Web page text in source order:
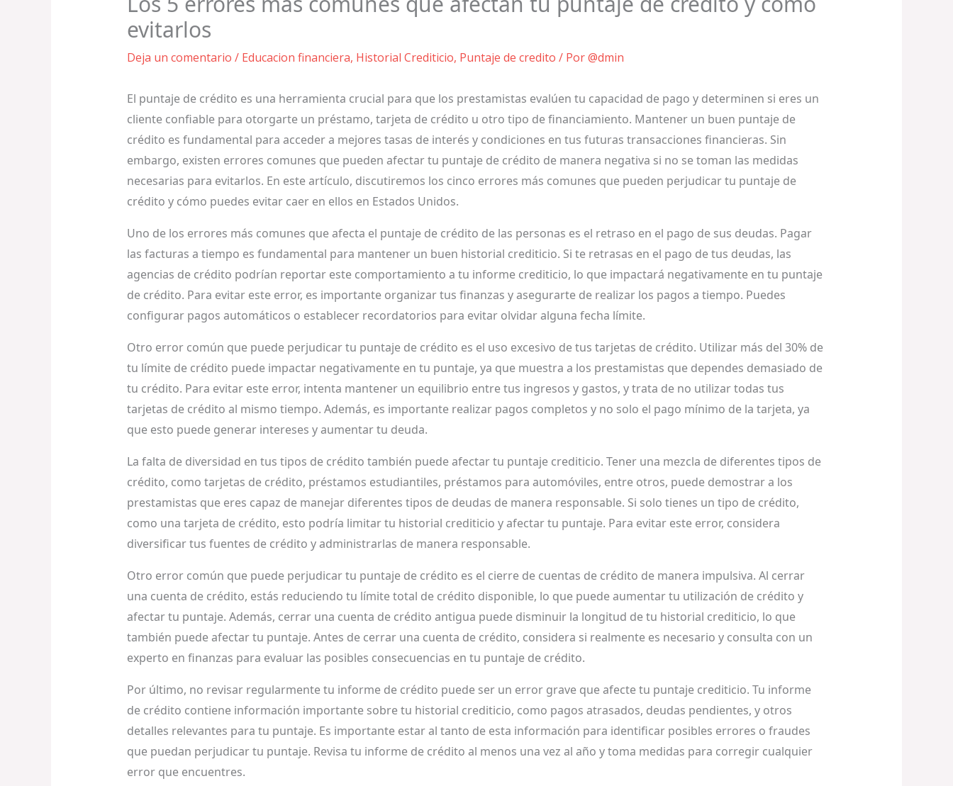
evitarlos
Deja un comentario / Educacion financiera, Historial Crediticio, Puntaje de credito / Por@dmin
El puntaje de crédito es una herramienta crucial para que los prestamistas evalúen tu capacidad de pago y determinen si eres un
cliente confiable para otorgarte un préstamo, tarjeta de crédito u otro tipo de financiamiento. Mantener un buen puntaje de
crédito es fundamental para acceder a mejores tasas de interés y condiciones en tus futuras transacciones financieras. Sin
embargo, existen errores comunes que pueden afectar tu puntaje de crédito de manera negativa si no se toman las medidas
necesarias para evitarlos. En este artículo, discutiremos los cinco errores más comunes que pueden perjudicar tu puntaje de
crédito y cómo puedes evitar caer en ellos en Estados Unidos.
Uno de los errores más comunes que afecta el puntaje de crédito de las personas es el retraso en el pago de sus deudas. Pagar
las facturas a tiempo es fundamental para mantener un buen historial crediticio. Si te retrasas en el pago de tus deudas, las
agencias de crédito podrían reportar este comportamiento a tu informe crediticio, lo que impactará negativamente en tu puntaje
de crédito. Para evitar este error, es importante organizar tus finanzas y asegurarte de realizar los pagos a tiempo. Puedes
configurar pagos automáticos o establecer recordatorios para evitar olvidar alguna fecha límite.
Otro error común que puede perjudicar tu puntaje de crédito es el uso excesivo de tus tarjetas de crédito. Utilizar más del 30% de
tu límite de crédito puede impactar negativamente en tu puntaje, ya que muestra a los prestamistas que dependes demasiado de
tu crédito. Para evitar este error, intenta mantener un equilibrio entre tus ingresos y gastos, y trata de no utilizar todas tus
tarjetas de crédito al mismo tiempo. Además, es importante realizar pagos completos y no solo el pago mínimo de la tarjeta, ya
que esto puede generar intereses y aumentar tu deuda.
La falta de diversidad en tus tipos de crédito también puede afectar tu puntaje crediticio. Tener una mezcla de diferentes tipos de
crédito, como tarjetas de crédito, préstamos estudiantiles, préstamos para automóviles, entre otros, puede demostrar a los
prestamistas que eres capaz de manejar diferentes tipos de deudas de manera responsable. Si solo tienes un tipo de crédito,
como una tarjeta de crédito, esto podría limitar tu historial crediticio y afectar tu puntaje. Para evitar este error, considera
diversificar tus fuentes de crédito y administrarlas de manera responsable.
Otro error común que puede perjudicar tu puntaje de crédito es el cierre de cuentas de crédito de manera impulsiva. Al cerrar
una cuenta de crédito, estás reduciendo tu límite total de crédito disponible, lo que puede aumentar tu utilización de crédito y
afectar tu puntaje. Además, cerrar una cuenta de crédito antigua puede disminuir la longitud de tu historial crediticio, lo que
también puede afectar tu puntaje. Antes de cerrar una cuenta de crédito, considera si realmente es necesario y consulta con un
experto en finanzas para evaluar las posibles consecuencias en tu puntaje de crédito.
Por último, no revisar regularmente tu informe de crédito puede ser un error grave que afecte tu puntaje crediticio. Tu informe
de crédito contiene información importante sobre tu historial crediticio, como pagos atrasados, deudas pendientes, y otros
detalles relevantes para tu puntaje. Es importante estar al tanto de esta información para identificar posibles errores o fraudes
que puedan perjudicar tu puntaje. Revisa tu informe de crédito al menos una vez al año y toma medidas para corregir cualquier
error que encuentres.